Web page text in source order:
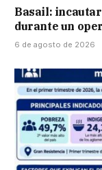
Basail:
durante un
6 de agosto de 2026